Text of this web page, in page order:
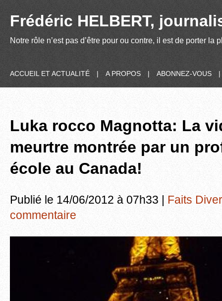
Frédéric HELBERT,
Notre rôle n’est pas d’être pour ou contre, il est de porter
ACCUEIL ET ACTUALITÉ | A PROPOS | ABONNEZ-VOUS |
Luka rocco Magnotta: La
meurtre montrée par un
école au Canada!
Publié le 14/06/2012 à 07h33 | Faits
commentaire